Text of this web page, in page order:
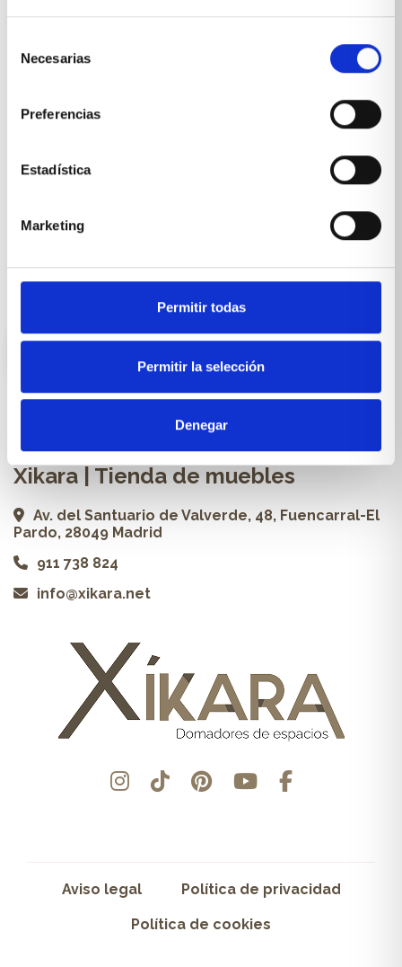
Necesarias
Preferencias
Estadística
Marketing
Permitir todas
Permitir la selección
Denegar
SOLICITA UNA CITA
Condiciones de venta
Productos y servicios
Muebles & Decoración
Carpintería a medida
Proyectos
Xikara | Tienda de muebles
Av. del Santuario de Valverde, 48, Fuencarral-El
Pardo, 28049 Madrid
911 738 824
info@xikara.net
Aviso legal Política de privacidad
Política de cookies